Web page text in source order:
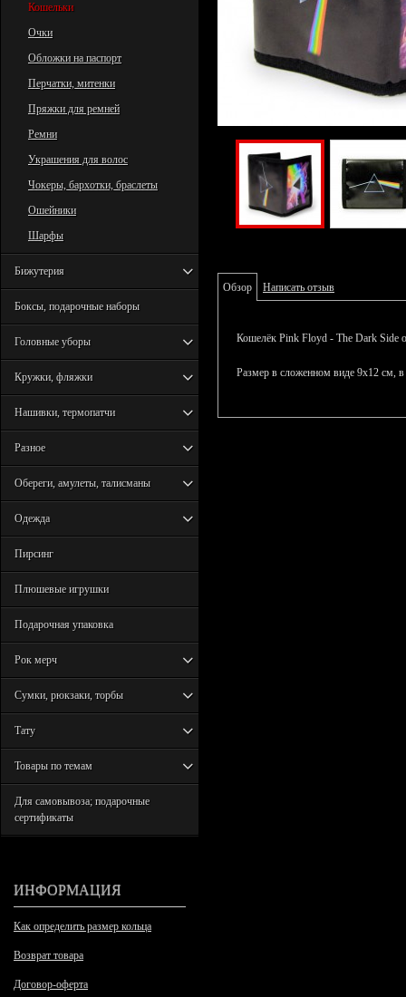
Кошельки
Очки
Обложки на паспорт
Перчатки, митенки
Пряжки для ремней
Ремни
Украшения для волос
Чокеры, бархотки, браслеты
Ошейники
Шарфы
Бижутерия
Боксы, подарочные наборы
Головные уборы
Кружки, фляжки
Нашивки, термопатчи
Разное
Обереги, амулеты, талисманы
Одежда
Пирсинг
Плюшевые игрушки
Подарочная упаковка
Рок мерч
Сумки, рюкзаки, торбы
Тату
Товары по темам
Для самовывоза; подарочные
сертификаты
ИНФОРМАЦИЯ
Как определить размер кольца
Возврат товара
Договор-оферта
Обзор Написать отзыв
Кошелёк Pink Floyd - The Dark Side
Размер в сложенном виде 9х12 см,